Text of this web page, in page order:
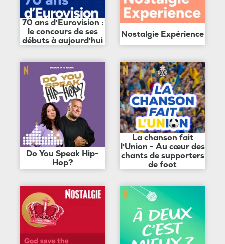
70 ans d'Eurovision :
le concours de ses
débuts à aujourd'hui
Nostalgie Expérience
Do You Speak Hip-
Hop?
La chanson fait
l'Union - Au cœur des
chants de supporters
de foot